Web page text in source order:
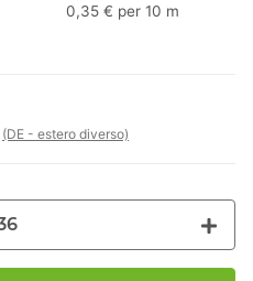
0,35 € per 10 m
(DE - estero diverso)